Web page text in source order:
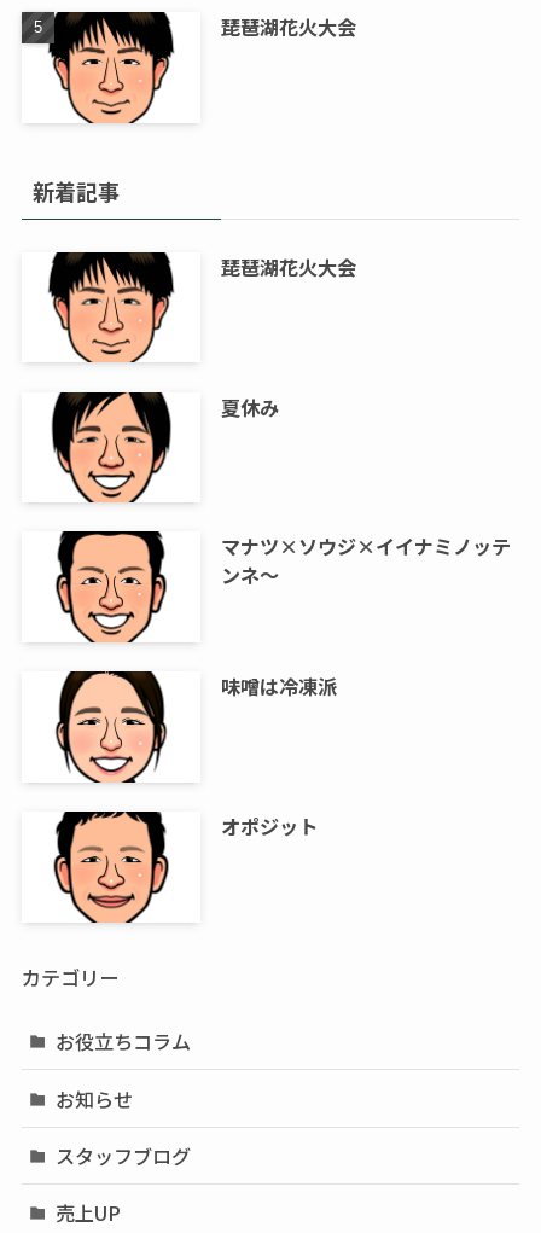
琵琶湖花火大会
新着記事
琵琶湖花火大会
夏休み
マナツ×ソウジ×イイナミノッテ
ンネ～
味噌は冷凍派
オポジット
カテゴリー
お役立ちコラム
お知らせ
スタッフブログ
売上UP